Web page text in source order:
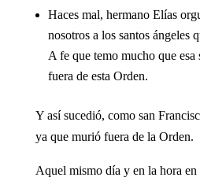
Haces mal, hermano Elías
nosotros a los santos ángeles
A fe que temo mucho que esa
fuera de esta Orden.
Y así sucedió, como san
ya que murió fuera de la Orden.
Aquel mismo día y en la hora en